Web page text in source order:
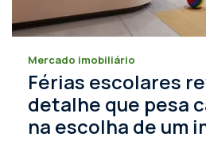
Mercado imobiliário
Férias escolares
detalhe que pesa
na escolha de um